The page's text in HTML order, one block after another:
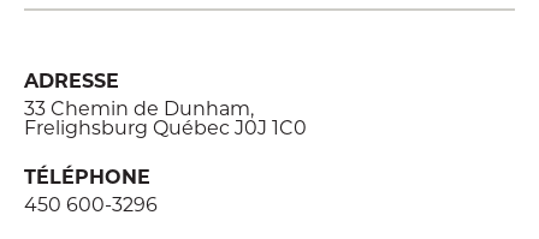
ADRESSE
33 Chemin de Dunham,
Frelighsburg Québec J0J 1C0
TÉLÉPHONE
450 600-3296